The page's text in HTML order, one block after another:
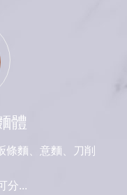
體
條麵、意麵、刀削
分...